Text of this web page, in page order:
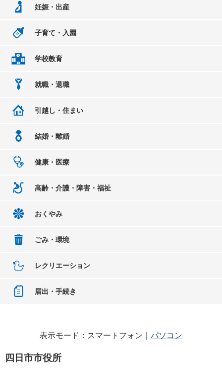
妊娠・出産
子育て・入園
学校教育
就職・退職
引越し・住まい
結婚・離婚
健康・医療
高齢・介護・障害・福祉
おくやみ
ごみ・環境
レクリエーション
届出・手続き
表示モード：スマートフォン｜ パソコン
四日市市役所